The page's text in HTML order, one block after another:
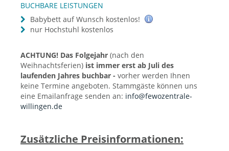
BUCHBARE LEISTUNGEN
Babybett auf Wunsch kostenlos!
nur Hochstuhl kostenlos
ACHTUNG! Das Folgejahr (nach den
Weihnachtsferien) ist immer erst ab Juli des
laufenden Jahres buchbar - vorher werden Ihnen
keine Termine angeboten. Stammgäste können uns
eine Emailanfrage senden an: info@fewozentrale-
willingen.de
Zusätzliche Preisinformationen: